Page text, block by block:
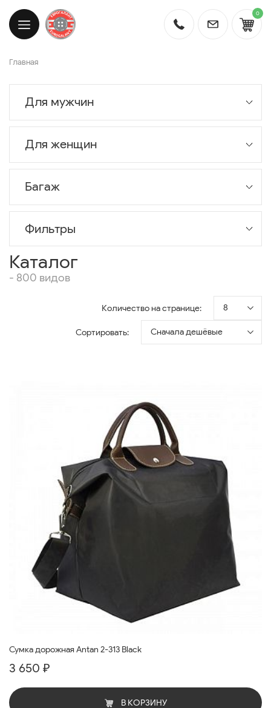
0
Главная
Для мужчин
Для женщин
Багаж
Фильтры
Каталог
- 800 видов
Количество на странице: 8
Сортировать: Сначала дешёвые
Сумка дорожная Antan 2-313 Black
3 650 ₽
В КОРЗИНУ